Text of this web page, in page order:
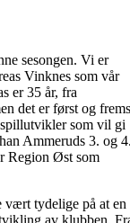
sesongen. Vi er
Vinknes som vår
er 35 år, fra
det er først og
som vil gi
Ammeruds 3. og
Region Øst som
vært tydelige på at en
av klubben.